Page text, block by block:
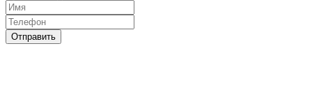
Отправить